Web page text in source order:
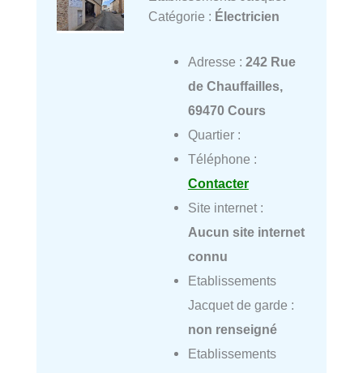
Catégorie : Électricien
Adresse : 242 Rue
de Chauffailles,
69470 Cours
Quartier :
Téléphone :
Contacter
Site internet :
Aucun site internet
connu
Etablissements
Jacquet de garde :
non renseigné
Etablissements